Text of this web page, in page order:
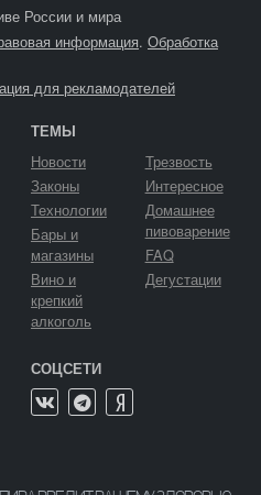
России и мира
информация. Обработка
для рекламодателей
ТЕМЫ
Новости
Законы
Технологии
Бары и
магазины
Вино и
крепкий
алкоголь
Трезвость
Интересное
Домашнее
пивоварение
FAQ
Дегустации
СОЦСЕТИ